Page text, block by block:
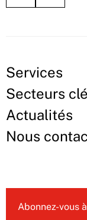
Services
Secteurs
Actualités
Nous
Abonnez-vous